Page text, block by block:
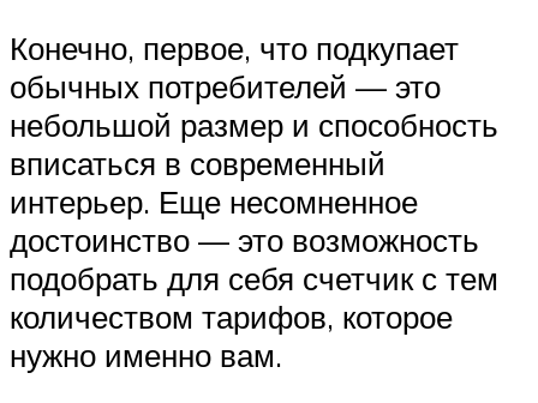
Конечно, первое, что подкупает
обычных потребителей — это
небольшой размер и способность
вписаться в современный
интерьер. Еще несомненное
достоинство — это возможность
подобрать для себя счетчик с тем
количеством тарифов, которое
нужно именно вам.